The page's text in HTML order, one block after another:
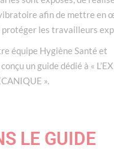
afin de mettre en
les travailleurs
équipe Hygiène Santé et
un guide dédié à «
».
LE GUIDE